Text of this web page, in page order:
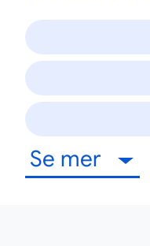
Se mer